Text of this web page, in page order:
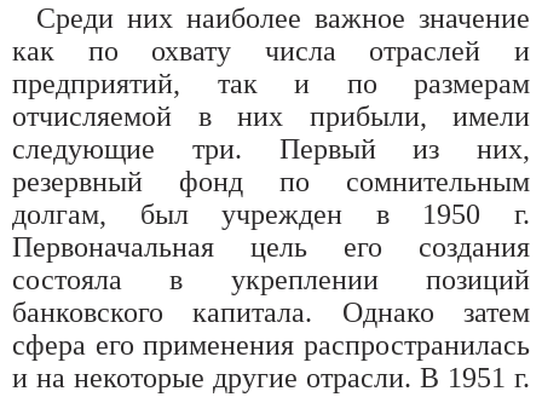
Среди них наиболее важное значение
как по охвату числа отраслей и
предприятий, так и по размерам
отчисляемой в них прибыли, имели
следующие три. Первый из них,
резервный фонд по сомнительным
долгам, был учрежден в 1950 г.
Первоначальная цель его создания
состояла в укреплении позиций
банковского капитала. Однако затем
сфера его применения распространилась
и на некоторые другие отрасли. В 1951 г.